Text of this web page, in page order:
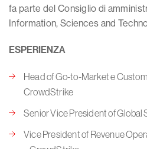
fa parte del Consiglio di
Information, Sciences and
ESPERIENZA
Head of Go-to-Market e
CrowdStrike
Senior Vice President of Global
Vice President of Revenue